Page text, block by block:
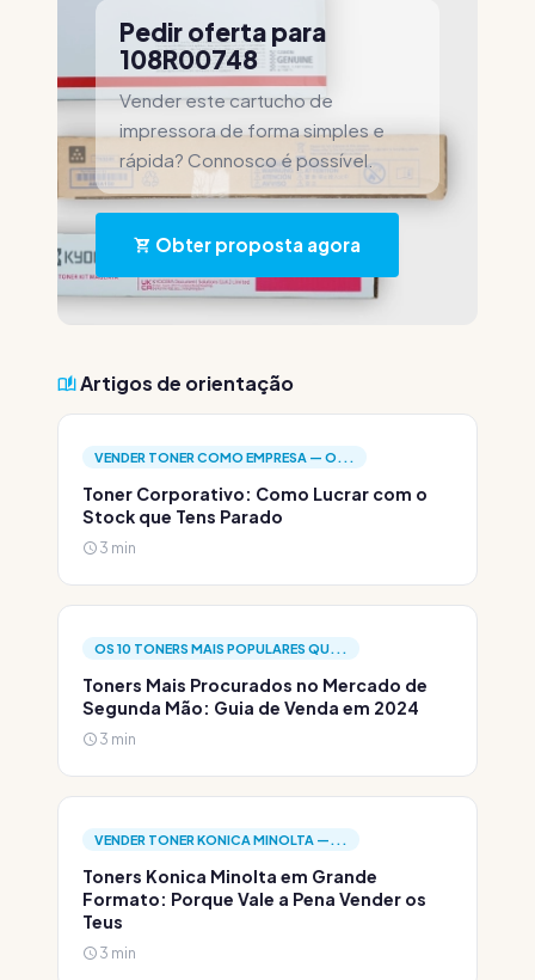
Pedir oferta para
108R00748
Vender este cartucho de
impressora de forma simples e
rápida? Connosco é possível.
Obter proposta agora
Artigos de orientação
VENDER TONER COMO EMPRESA — O...
Toner Corporativo: Como Lucrar com o
Stock que Tens Parado
3 min
OS 10 TONERS MAIS POPULARES QU...
Toners Mais Procurados no Mercado de
Segunda Mão: Guia de Venda em 2024
3 min
VENDER TONER KONICA MINOLTA —...
Toners Konica Minolta em Grande
Formato: Porque Vale a Pena Vender os
Teus
3 min